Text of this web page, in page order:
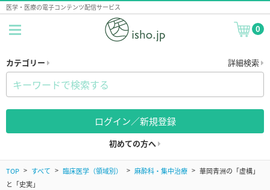
医学・医療の電子コンテンツ配信サービス
0
カテゴリー 詳細検索
ログイン／新規登録
初めての方へ
TOP すべて 臨床医学（領域別） 麻酔科・集中治療
華岡青洲の「虚構」
と「史実」